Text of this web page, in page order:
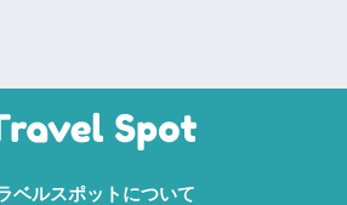
ベルスポットについて